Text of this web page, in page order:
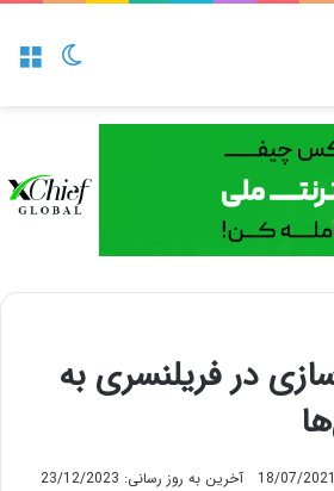
تغییر
در فریلنسری به
18/07/2021
آخرین به روز رسانی: 23/12/2023